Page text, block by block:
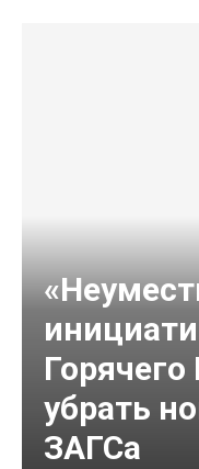
убрать
ЗАГСа